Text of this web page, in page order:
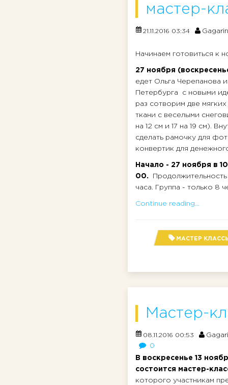
мастер-
21.11.2016 03:34 Gagarin
Начинаем готовиться к
27 ноября
едет Ольга Черепанова
Петербурга с новыми
раз сотворим две
ткани с веселыми
на 12 см и 17 на 19 см).
сделать рамочку для
конвертик для
Начало - 27 ноября в
00. Продолжительность
часа. Группа - только 8
Continue reading...
МАСТЕР
Мастер-
08.11.2016 00:53
0
В воскресенье 13
состоится мастер-
которого участникам